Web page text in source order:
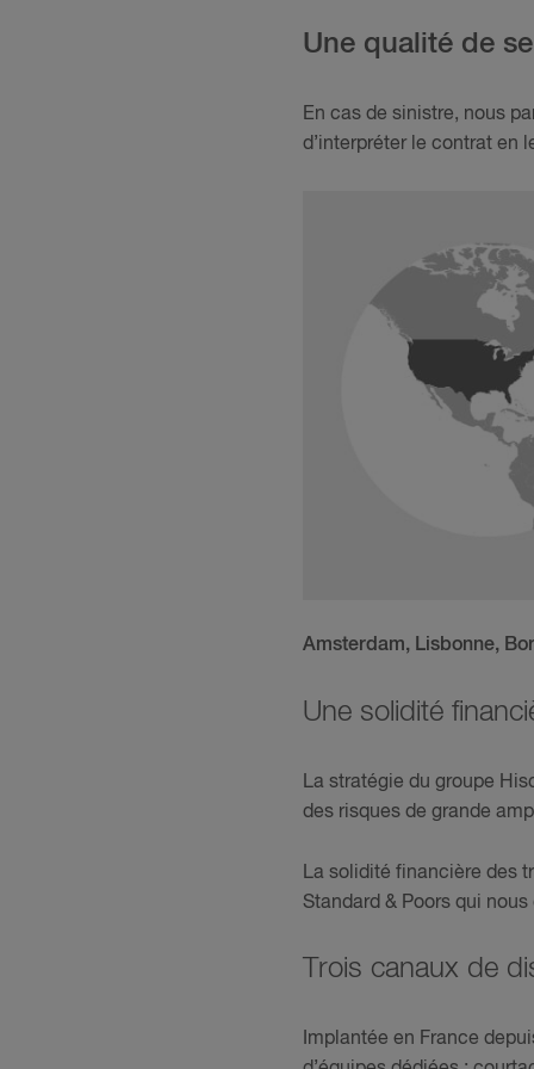
Une qualité de
En cas de sinistre, nous
d’interpréter le contrat en
Amsterdam, Lisbonne,
Une solidité
La stratégie du groupe
des risques de grande
La solidité financière des
Standard & Poors qui
Trois canaux de
Implantée en France